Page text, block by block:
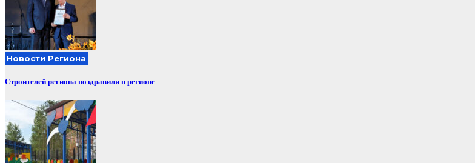
Новости Региона
Строителей региона поздравили в регионе